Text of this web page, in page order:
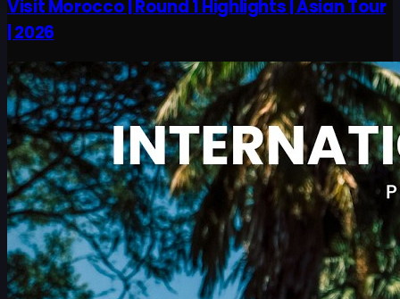
Visit Morocco | Round 1 Highlights | Asian Tour
| 2026